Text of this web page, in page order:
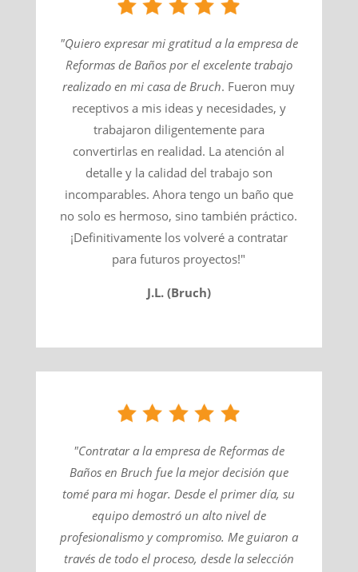
"Quiero expresar mi gratitud a la empresa de
Reformas de Baños por el excelente trabajo
realizado en mi casa deBruch​. Fueron muy
receptivos a mis ideas y necesidades, y
trabajaron diligentemente para
convertirlas en realidad. La atención al
detalle y la calidad del trabajo son
incomparables. Ahora tengo un baño que
no solo es hermoso, sino también práctico.
¡Definitivamente los volveré a contratar
para futuros proyectos!"
J.L. (Bruch)
"Contratar a la empresa de Reformas de
Baños en Bruch fue la mejor decisión que
tomé para mi hogar. Desde el primer día, su
equipo demostró un alto nivel de
profesionalismo y compromiso. Me guiaron a
través de todo el proceso, desde la selección